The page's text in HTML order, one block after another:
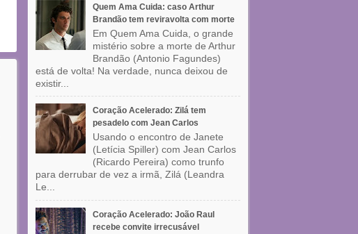
Quem Ama Cuida: caso Arthur
Brandão tem reviravolta com morte
Em Quem Ama Cuida, o grande
mistério sobre a morte de Arthur
Brandão (Antonio Fagundes)
está de volta! Na verdade, nunca deixou de
existir...
Coração Acelerado: Zilá tem
pesadelo com Jean Carlos
Usando o encontro de Janete
(Letícia Spiller) com Jean Carlos
(Ricardo Pereira) como trunfo
para derrubar de vez a irmã, Zilá (Leandra
Le...
Coração Acelerado: João Raul
recebe convite irrecusável